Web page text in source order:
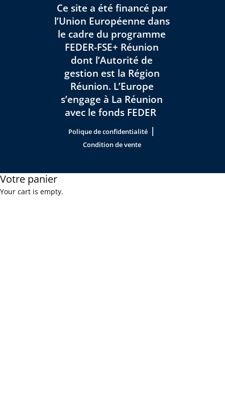
Ce site a été financé par
l’Union Européenne dans
le cadre du programme
FEDER-FSE+ Réunion
dont l’Autorité de
gestion est la Région
Réunion. L’Europe
s’engage à La Réunion
avec le fonds FEDER
Polique de confidentialité |
Condition de vente
Votre panier
Your cart is empty.